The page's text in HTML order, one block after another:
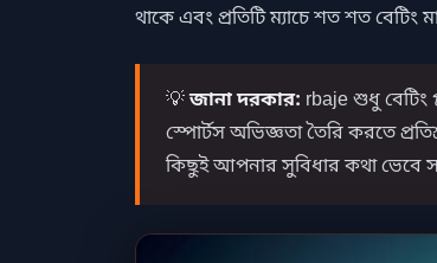
থাকে এবং প্রতিটি ম্যাচে শত শত বেটিং
💡জানা দরকার: rbaje শুধু বেটিং
স্পোর্টস অভিজ্ঞতা তৈরি করতে
কিছুই আপনার সুবিধার কথা ভেবে